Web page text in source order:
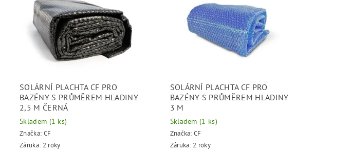
SOLÁRNÍ PLACHTA CF PRO
BAZÉNY S PRŮMĚREM HLADINY
2,5 M ČERNÁ
Skladem (1 ks)
Značka: CF
Záruka: 2 roky
SOLÁRNÍ PLACHTA CF PRO
BAZÉNY S PRŮMĚREM HLADINY
3 M
Skladem(1 ks)
Značka:CF
Záruka: 2 roky